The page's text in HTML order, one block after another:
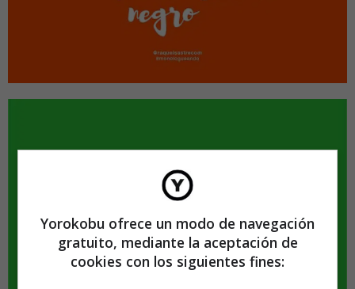
Yorokobu ofrece un modo de navegación
gratuito, mediante la aceptación de
cookies con los siguientes fines: